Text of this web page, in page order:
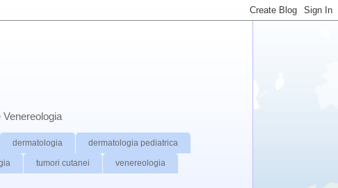
dermatologia dermatologia pediatrica
tumori cutanei venereologia